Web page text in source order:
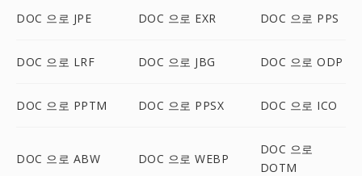
DOC 으로 JPE DOC 으로 EXR DOC 으로 PPS
DOC 으로 LRF DOC 으로 JBG DOC 으로 ODP
DOC 으로 PPTM DOC 으로 PPSX DOC 으로 ICO
DOC 으로 ABW DOC 으로 WEBP
DOC 으로
DOTM